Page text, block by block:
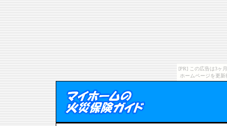
[PR] この広告は3ヶ
ホームページを更